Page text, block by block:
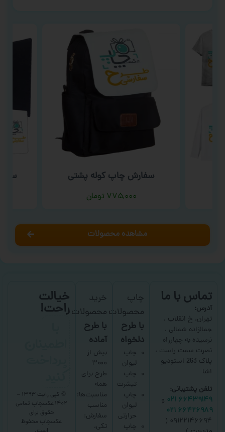
سفارش چاپ کوله پشتی
۷۷۵,۰۰۰ تومان
مشاهده محصولات
تماس با ما
آدرس:
تهران، خ انقلاب ،
جمالزاده شمالی ،
نرسیده به چهارراه
نصرت سمت راست ،
پلاک 263 استودیو
اشا
تلفن پشتیبانی:
۶۶۴۳۹۱۴۹ ۰۲۱
و
۶۶۴۲۶۹۸۹ ۰۲۱
۰۹۱۲۲۱۴۶۶۹۴ (
چاپ
محصولات
با طرح
دلخواه
چاپ
لیوان
چاپ
تیشرت
چاپ
لیوان
حرارتی
چاپ
خرید
محصولات
با طرح
آماده
بیش از
۳۰۰۰
طرح برای
همه
مناسبت‌ها؛
مناسب
سفارش:
تکی،
خیالت
راحت!
۱۴۰۲ عکسچاپ
تمامی
حقوق برای
عکسچاپ محفوظ